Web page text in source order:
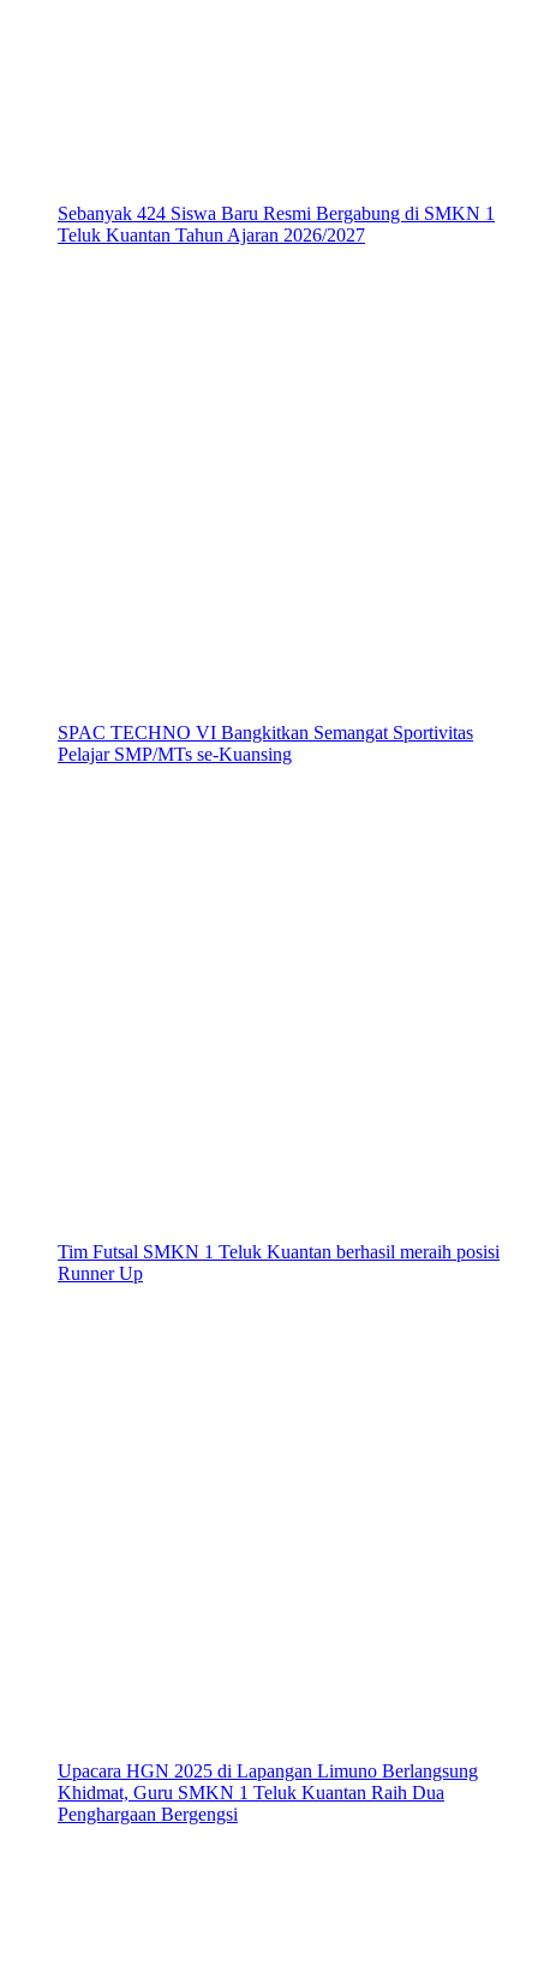
Sebanyak 424 Siswa Baru Resmi Bergabung di SMKN 1
Teluk Kuantan Tahun Ajaran 2026/2027
SPAC TECHNO VI Bangkitkan Semangat Sportivitas
Pelajar SMP/MTs se-Kuansing
Tim Futsal SMKN 1 Teluk Kuantan berhasil meraih posisi
Runner Up
Upacara HGN 2025 di Lapangan Limuno Berlangsung
Khidmat, Guru SMKN 1 Teluk Kuantan Raih Dua
Penghargaan Bergengsi